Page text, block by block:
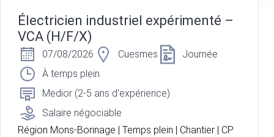
Électricien industriel expérimenté –
VCA (H/F/X)
07/08/2026 Cuesmes
Journée
À temps plein
Medior (2-5 ans d'expérience)
Salaire négociable
Région Mons-Borinage | Temps plein | Chantier | CP